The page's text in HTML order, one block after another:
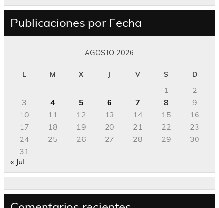
Publicaciones por Fecha
AGOSTO 2026
L M X J V S D
1
2
3
4 5 6 7 8
9
10
11 12 13 14 15
16
17
18 19 20 21 22
23
24
25 26 27 28 29
30
31
« Jul